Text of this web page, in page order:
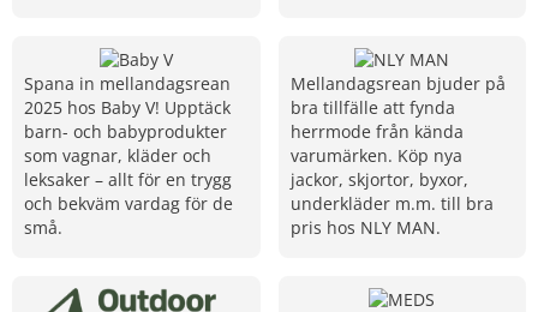
Spana in mellandagsrean
2025 hos Baby V! Upptäck
barn- och babyprodukter
som vagnar, kläder och
leksaker – allt för en trygg
och bekväm vardag för de
små.
Mellandagsrean bjuder på
bra tillfälle att fynda
herrmode från kända
varumärken. Köp nya
jackor, skjortor, byxor,
underkläder m.m. till bra
pris hos NLY MAN.